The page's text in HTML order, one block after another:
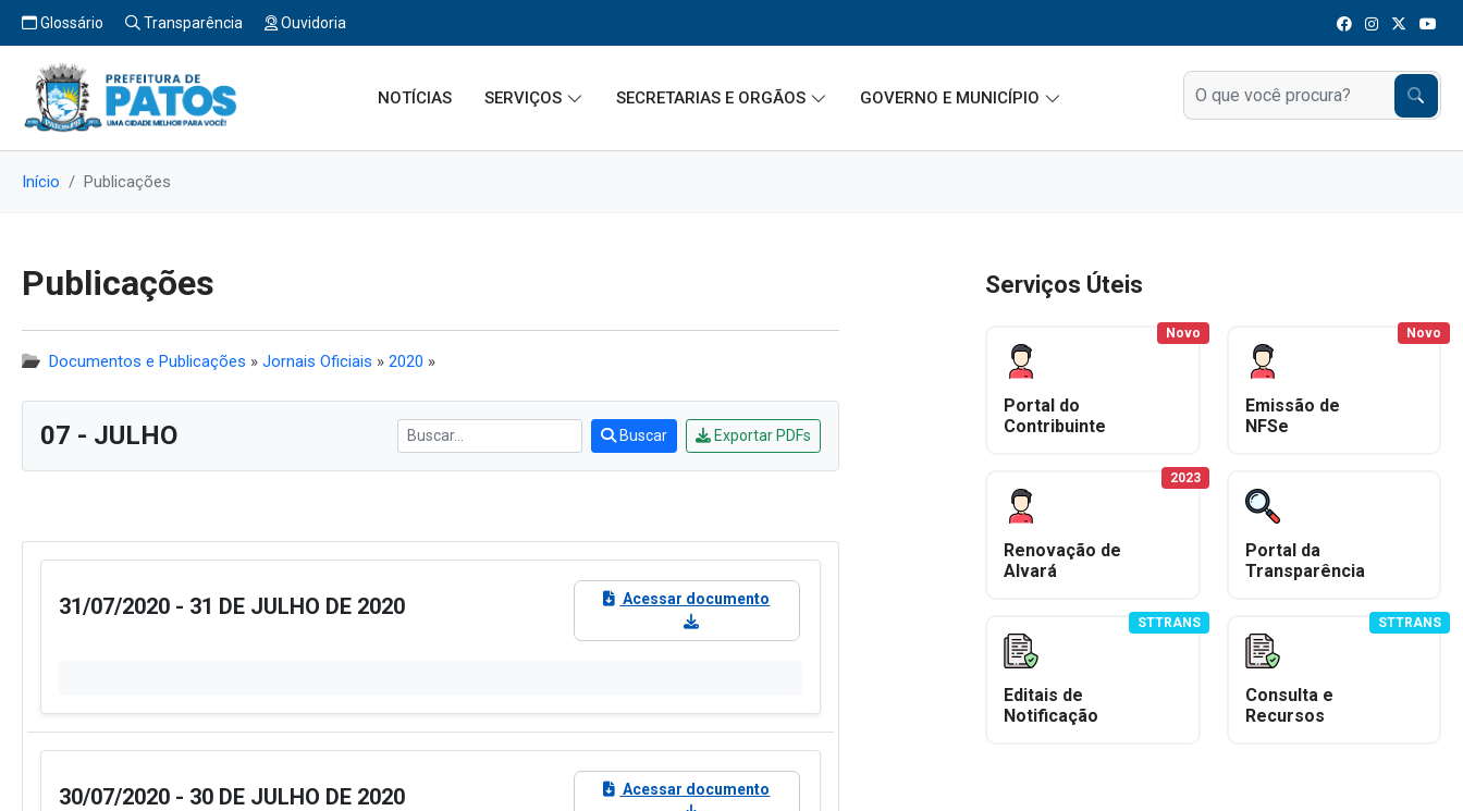
Glossário Transparência Ouvidoria
NOTÍCIAS SERVIÇOS SECRETARIAS E ORGÃOS GOVERNO E MUNICÍPIO
Início Publicações
Publicações
Documentos e Publicações » Jornais Oficiais » 2020 »
07 - JULHO Buscar Exportar PDFs
31/07/2020 - 31 DE JULHO DE 2020 Acessar documento
30/07/2020 - 30 DE JULHO DE 2020 Acessar documento
Serviços Úteis
Portal do
Contribuinte
Novo
Emissão de
NFSe
Novo
Renovação de
Alvará
2023
Portal da
Transparência
Editais de
Notificação
STTRANS
Consulta e
Recursos
STTRANS